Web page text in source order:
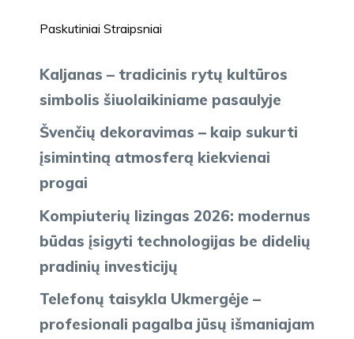
Paskutiniai Straipsniai
Kaljanas – tradicinis rytų kultūros
simbolis šiuolaikiniame pasaulyje
Švenčių dekoravimas – kaip sukurti
įsimintiną atmosferą kiekvienai
progai
Kompiuterių lizingas 2026: modernus
būdas įsigyti technologijas be didelių
pradinių investicijų
Telefonų taisykla Ukmergėje –
profesionali pagalba jūsų išmaniajam